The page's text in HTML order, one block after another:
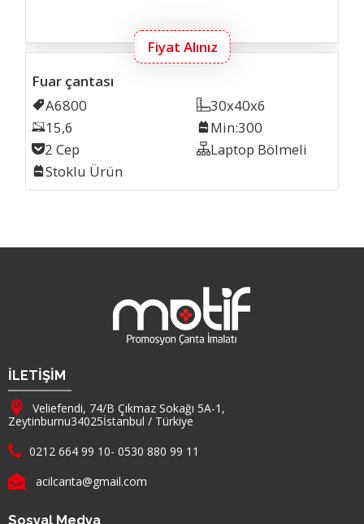
Fiyat Alınız
Fuar çantası
Kodu
A6800 Ölçü
30x40x6
Laptop Inch
15,6 Min. İmalat
Min:300
Cep Sayısı
2 Cep Organizer
Laptop Bölmeli
Stok
Stoklu Ürün
Firma Adı
İLETİŞİM
Adresimiz :
Veliefendi, 74/B Çıkmaz Sokağı 5A-1,
Zeytinburnu34025İstanbul / Türkiye
Telefon :
0212 664 99 10- 0530 880 99 11
E-mail :
acilcanta@gmail.com
Sosyal Medya